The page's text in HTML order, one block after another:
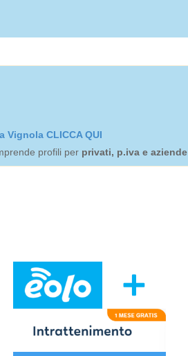
Vignola CLICCA QUI
profili per privati, p.iva e aziende